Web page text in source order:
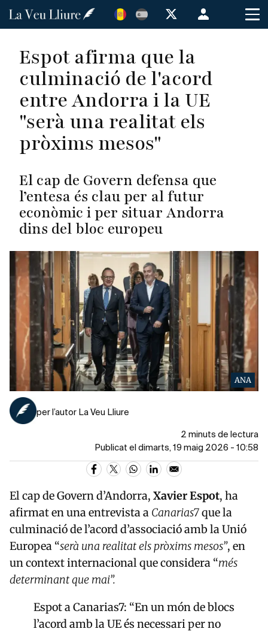
Vés
Menú
de
usuario
Espot afirma que la
culminació de l'acord
entre Andorra i la UE
"serà una realitat els
pròxims mesos"
El cap de Govern defensa que
l’entesa és clau per al futur
econòmic i per situar Andorra
dins del bloc europeu
ANA
per l’autor La Veu Lliure
2 minuts de lectura
Publicat el dimarts, 19 maig 2026 - 10:58
El cap de Govern d’Andorra, XavierEspot, ha
afirmat en una entrevista a Canarias7que la
culminació de l’acord d’associació amb laUnió
Europea “serà una realitat els pròxims mesos”, en
un context internacional que considera “més
determinant que mai”.
Espot a Canarias7: “En un món de blocs
l’acord amb la UE és necessari per no